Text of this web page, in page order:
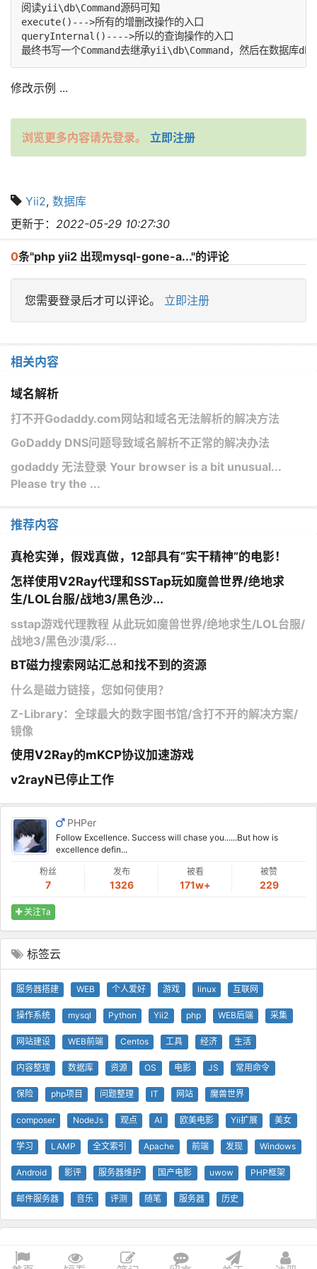
阅读yii\db\Command源码可知
execute()--->所有的增删改操作的入口
queryInternal()---->所以的查询操作的入口
修改示例 ...
浏览更多内容请先登录。 立即注册
Yii2, 数据库
更新于： 2022-05-29 10:27:30
0条"php yii2 出现mysql-gone-a..."的评论
您需要登录后才可以评论。 立即注册
相关内容
域名解析
打不开Godaddy.com网站和域名无法解析的解决方法
GoDaddy DNS问题导致域名解析不正常的解决办法
godaddy 无法登录 Your browser is a bit unusual...
Please try the ...
推荐内容
真枪实弹，假戏真做，12部具有“实干精神”的电影！
怎样使用V2Ray代理和SSTap玩如魔兽世界/绝地求
生/LOL台服/战地3/黑色沙...
sstap游戏代理教程 从此玩如魔兽世界/绝地求生/LOL台服/
战地3/黑色沙漠/彩...
BT磁力搜索网站汇总和找不到的资源
什么是磁力链接，您如何使用？
Z-Library：全球最大的数字图书馆/含打不开的解决方案/
镜像
使用V2Ray的mKCP协议加速游戏
v2rayN已停止工作
PHPer
Follow Excellence. Success will chase you......But how is
excellence defin...
粉丝
7
发布
1326
被看
171w+
被赞
229
关注Ta
标签云
服务器搭建 WEB 个人爱好 游戏 linux 互联网
操作系统 mysql Python Yii2 php WEB后端 采集
网站建设 WEB前端 Centos 工具 经济 生活
内容整理 数据库 资源 OS 电影 JS 常用命令
保险 php项目 问题整理 IT 网站 魔兽世界
composer NodeJs 观点 AI 欧美电影 Yii扩展 美女
学习 LAMP 全文索引 Apache 前端 发现 Windows
Android 影评 服务器维护 国产电影 uwow PHP框架
邮件服务器 音乐 评测 随笔 服务器 历史
© 查问我看 - 查问网 0.19s 1 GB 技术支持
Yii 框架